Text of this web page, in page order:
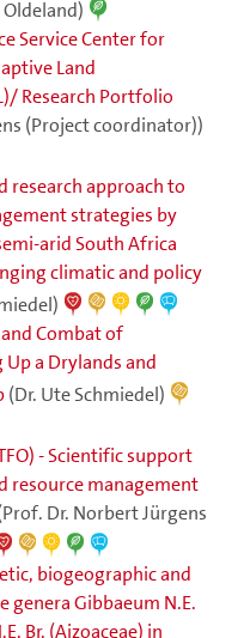
Oldeland)
Service Center for
Land
Research Portfolio
(Project coordinator))
research approach to
strategies by
arid South Africa
climatic and policy
Combat of
a Drylands and
(Dr. Ute Schmiedel)
- Scientific support
resource management
Dr. Norbert Jürgens
biogeographic and
genera Gibbaeum N.E.
Br. (Aizoaceae) in